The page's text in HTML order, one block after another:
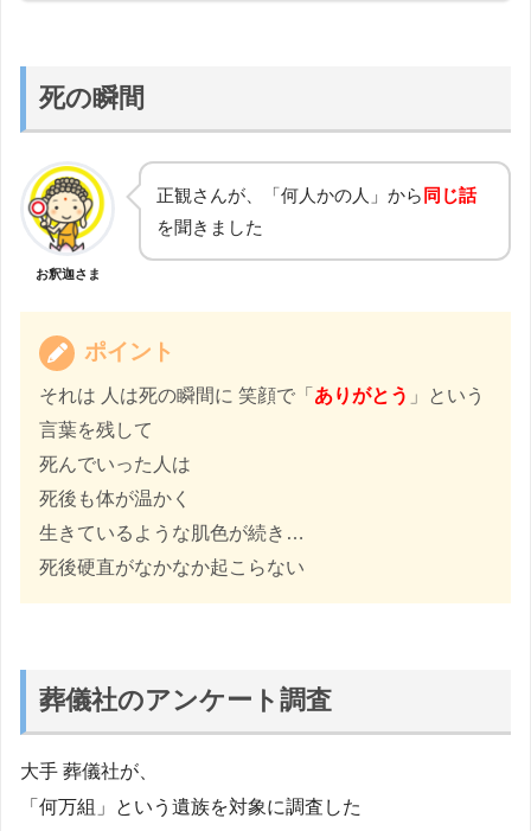
死の瞬間
お釈迦さま
正観さんが、「何人かの人」から 同じ話
を聞きました
ポイント
それは 人は死の瞬間に 笑顔で「 ありがとう 」という
言葉を残して
死んでいった人は
死後も体が温かく
生きているような肌色が続き…
死後硬直がなかなか起こらない
葬儀社のアンケート調査
大手 葬儀社が、
「何万組」という遺族を対象に調査した